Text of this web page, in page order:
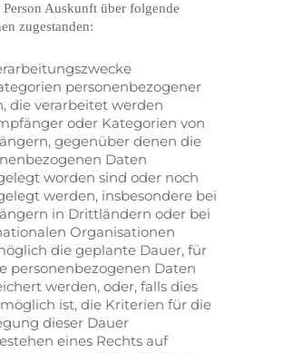
Auskunft über folgende
zugestanden:
personenbezogener
die verarbeitet werden
oder Kategorien von
gegenüber denen die
Daten
worden sind oder noch
werden, insbesondere bei
in Drittländern oder bei
Organisationen
die geplante Dauer, für
personenbezogenen Daten
werden, oder, falls dies
ist, die Kriterien für die
dieser Dauer
eines Rechts auf